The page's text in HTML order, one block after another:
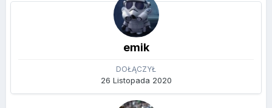
emik
DOŁĄCZYŁ
26 Listopada 2020